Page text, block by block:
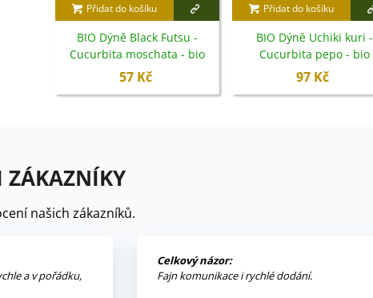
Přidat do košíku
BIO Dýně Black Futsu -
Cucurbita moschata - bio
semena - 7 ks
57 Kč
Přidat do košíku
BIO Dýně Uchiki kuri -
Cucurbita pepo - bio
semena - 5 ks
97 Kč
ZÁKAZNÍKY
našich zákazníků.
a v pořádku,
Celkový názor:
Fajn komunikace i rychlé dodání.